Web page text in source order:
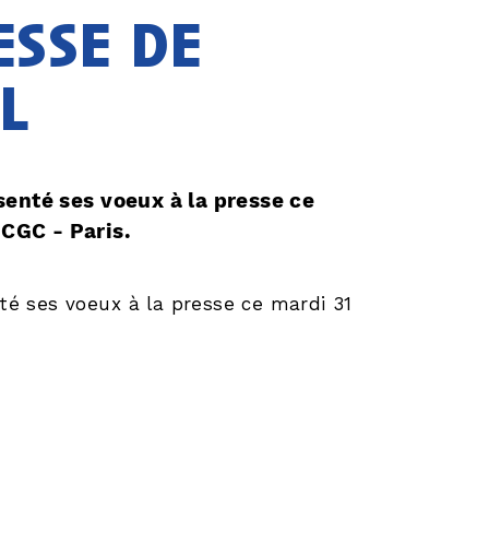
de
ses voeux à la presse ce
- Paris.
ses voeux à la presse ce mardi 31